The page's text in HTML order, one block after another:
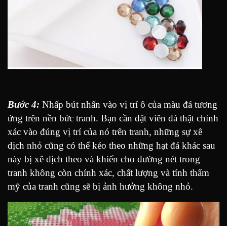
Bước 4: Nhấp bút nhấn vào vị trí ô của màu đá tương
ứng trên nền bức tranh. Bạn cần đặt viên đá thật chính
xác vào đúng vị trí của nó trên tranh, những sự xê
dịch nhỏ cũng có thể kéo theo những hạt đá khác sau
này bị xê dịch theo và khiến cho đường nét trong
tranh không còn chính xác, chất lượng và tính thẩm
mỹ của tranh cũng sẽ bị ảnh hưởng không nhỏ.